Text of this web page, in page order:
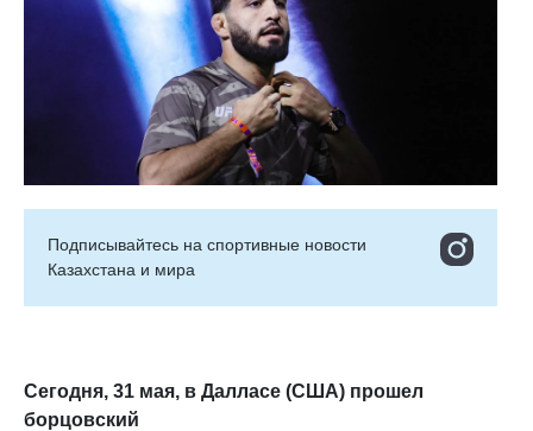
Подписывайтесь на cпортивные новости
Казахстана и мира
Сегодня, 31 мая, в Далласе (США) прошел
борцовский